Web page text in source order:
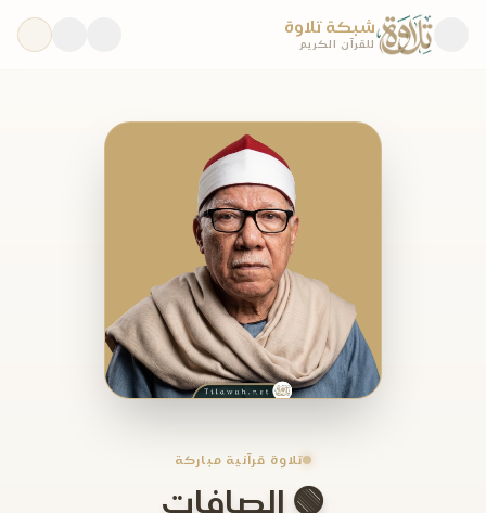
شبكة تلاوة
للقرآن الكريم
تلاوة قرآنية مباركة
🟢 الصافات